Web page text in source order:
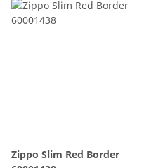
Zippo Slim Red Border